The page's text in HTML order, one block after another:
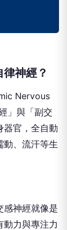
神經？
Nervous
」與「副交
器官，全自動
動、流汗等生
感神經就像是
動力與專注力